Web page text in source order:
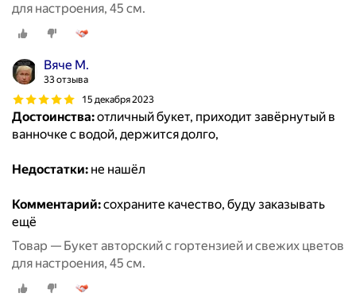
для настроения, 45 см.
Вяче М.
33 отзыва
15 декабря 2023
Достоинства:отличный букет, приходит завёрнутый в
ванночке с водой, держится долго,
Недостатки: не нашёл
Комментарий:сохраните качество, буду заказывать
ещё
Товар — Букет авторский с гортензией и свежих цветов
для настроения, 45 см.